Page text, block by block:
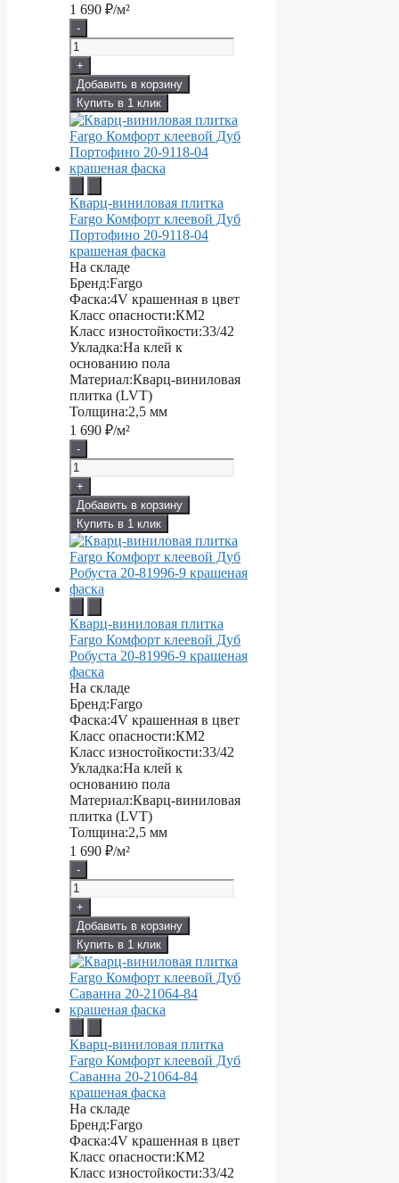
1 690 ₽/м²
-
+
Добавить в корзину
Купить в 1 клик
Кварц-виниловая плитка
Fargo Комфорт клеевой Дуб
Портофино 20-9118-04
крашеная фаска
На складе
Бренд:Fargo
Фаска:4V крашенная в цвет
Класс опасности:КМ2
Класс изностойкости:33/42
Укладка:На клей к
основанию пола
Материал:Кварц-виниловая
плитка (LVT)
Толщина:2,5 мм
1 690 ₽/м²
-
+
Добавить в корзину
Купить в 1 клик
Кварц-виниловая плитка
Fargo Комфорт клеевой Дуб
Робуста 20-81996-9 крашеная
фаска
На складе
Бренд:Fargo
Фаска:4V крашенная в цвет
Класс опасности:КМ2
Класс изностойкости:33/42
Укладка:На клей к
основанию пола
Материал:Кварц-виниловая
плитка (LVT)
Толщина:2,5 мм
1 690 ₽/м²
-
+
Добавить в корзину
Купить в 1 клик
Кварц-виниловая плитка
Fargo Комфорт клеевой Дуб
Саванна 20-21064-84
крашеная фаска
На складе
Бренд:Fargo
Фаска:4V крашенная в цвет
Класс опасности:КМ2
Класс изностойкости:33/42